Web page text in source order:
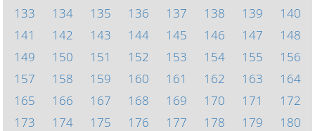
133
134 135 136 137 138 139
140
141
142 143 144 145 146 147
148
149
150 151 152 153 154 155
156
157
158 159 160 161 162 163
164
165
166 167 168 169 170 171
172
173
174 175 176 177 178 179
180